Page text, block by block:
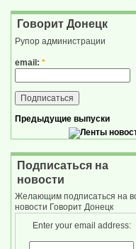
Говорит Донецк
Рупор администрации
email: *
Предыдущие выпуски
Подписаться на
новости
Желающим подписаться на
новости Говорит Донецк
Enter your email address: